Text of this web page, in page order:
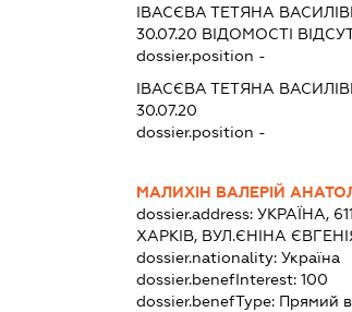
ІВАСЄВА ТЕТЯНА
30.07.20 ВІДОМОСТІ
dossier.position -
ІВАСЄВА ТЕТЯНА
30.07.20
dossier.position -
МАЛИХІН ВАЛЕРІЙ
dossier.address:УКРАЇНА,
ХАРКІВ, ВУЛ.ЄНІНА
dossier.nationality:Україна
dossier.benefInterest:100
dossier.benefType: Прямий